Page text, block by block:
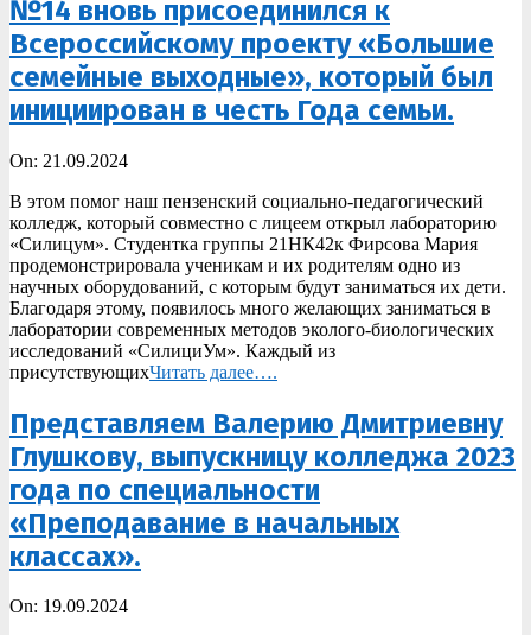
№14 вновь присоединился к
Всероссийскому проекту «Большие
семейные выходные», который был
инициирован в честь Года семьи.
2024-
21
On: 21.09.2024
В этом помог наш пензенский социально-педагогический
колледж, который совместно с лицеем открыл лабораторию
«Силицум». Студентка группы 21НК42к Фирсова Мария
продемонстрировала ученикам и их родителям одно из
научных оборудований, с которым будут заниматься их дети.
Благодаря этому, появилось много желающих заниматься в
лаборатории современных методов эколого-биологических
исследований «СилициУм». Каждый из
присутствующихЧитать далее….
Представляем Валерию Дмитриевну
Глушкову, выпускницу колледжа 2023
года по специальности
«Преподавание в начальных
классах».
2024-
On: 19.09.2024